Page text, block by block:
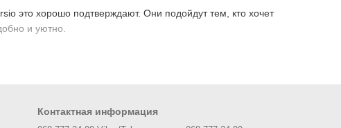
это хорошо подтверждают. Они подойдут тем, кто хочет
и уютно.
семьи;Контактная информация